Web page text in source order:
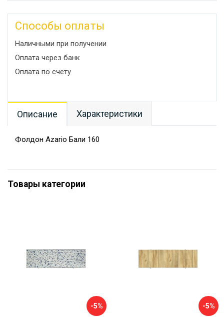
Способы оплаты
Наличными при получении
Оплата через банк
Оплата по счету
Описание Характеристики
Фолдон Azario Бали 160
Товары категории
-5% -5%